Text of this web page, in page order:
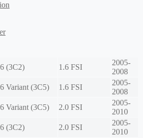
(3C2) 1.6 FSI
2005-
2008
Variant (3C5) 1.6 FSI
2005-
2008
Variant (3C5) 2.0 FSI
2005-
2010
(3C2) 2.0 FSI
2005-
2010